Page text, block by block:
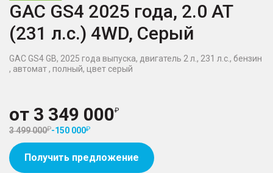
GAC GS4 2025 года, 2.0 AT
(231 л.с.) 4WD, Серый
GAC GS4 GB, 2025 года выпуска, двигатель 2 л., 231 л.с., бензин
, автомат , полный, цвет серый
от 3 349 000
3 499 000 -150 000
Получить предложение